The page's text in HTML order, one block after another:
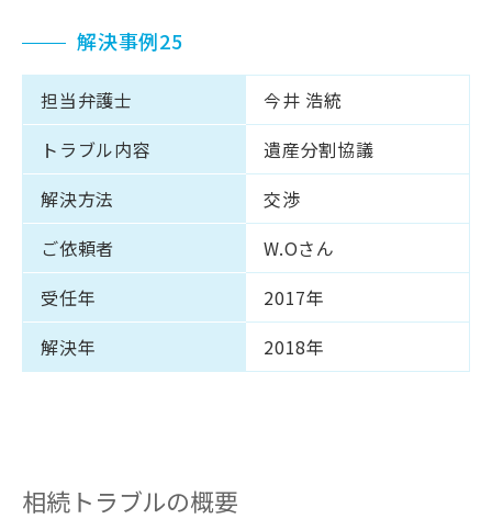
解決事例25
担当弁護士
今井 浩統
トラブル内容
遺産分割協議
解決方法
交渉
ご依頼者
W.Oさん
受任年
2017年
解決年
2018年
相続トラブルの概要